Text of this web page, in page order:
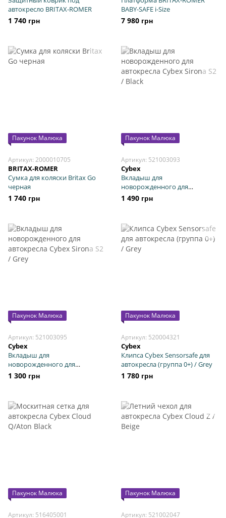
автокресло BRITAX-ROMER
1 740 грн
BABY-SAFE i-Size
7 980 грн
Пакунок Малюка
Артикул: 2000010705
BRITAX-ROMER
Сумка для коляски Britax Go
черная
1 740 грн
Пакунок Малюка
Артикул: 521003093
Cybex
Вкладыш для
новорожденного для
автокресла Cybex Sirona S2 /
1 490 грн
Пакунок Малюка
Артикул: 521003095
Cybex
Вкладыш для
новорожденного для
автокресла Cybex Sirona S2 /
1 300 грн
Пакунок Малюка
Артикул: 520004321
Cybex
Клипса Cybex Sensorsafe для
автокресла (группа 0+) / Grey
1 780 грн
Пакунок Малюка
Артикул: 516405001
Пакунок Малюка
Артикул: 521002047